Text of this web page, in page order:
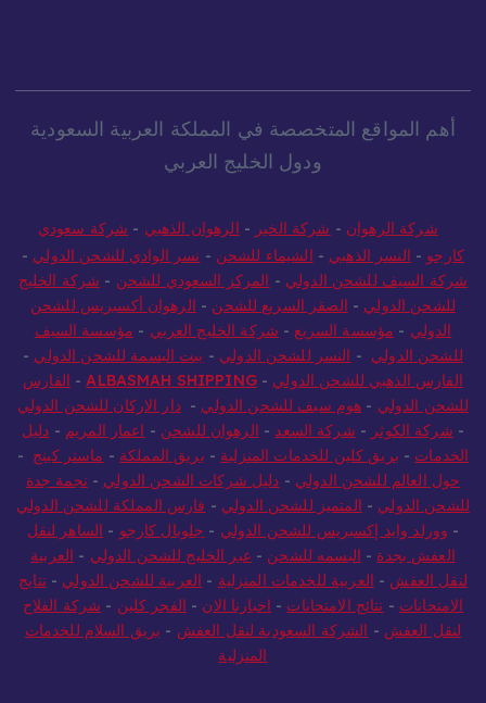
أهم المواقع المتخصصة في المملكة العربية السعودية
ودول الخليج العربي
شركة الرهوان - شركة الخير - الرهوان الذهبي - شركة سعودي
كارجو - النسر الذهبي - الشيماء للشحن - نسر الوادي للشحن الدولي -
شركة السيف للشحن الدولي - المركز السعودي للشحن - شركة الخليج
للشحن الدولي - الصقر السريع للشحن - الرهوان أكسبريس للشحن
الدولي - مؤسسة السريع - شركة الخليج العربي - مؤسسة السيف
للشحن الدولي - النسر للشحن الدولي - بيت البسمة للشحن الدولي -
الفارس الذهبي للشحن الدولي -
ALBASMAH SHIPPING
- الفارس
للشحن الدولي - هوم سيف للشحن الدولي -دار الاركان للشحن الدولي
- شركة الكوثر - شركة السعد - الرهوان للشحن - اعمار المريم - دليل
الخدمات - بريق كلين للخدمات المنزلية - بريق المملكة - ماستر كينج -
حول العالم للشحن الدولي - دليل شركات الشحن الدولي - نجمة جدة
للشحن الدولي - المتميز للشحن الدولي - فارس المملكة للشحن الدولي
- وورلد وايد إكسبريس للشحن الدولي - جلوبال كارجو - الساهر لنقل
العفش بجدة - البسمه للشحن - عبر الخليج للشحن الدولي - العربية
لنقل العفش - العربية للخدمات المنزلية - العربية للشحن الدولي - نتايج
الامتحانات - نتائج الامتحانات - اخبارنا الان - الفجر كلين - شركة الفلاح
لنقل العفش - الشركة السعودية لنقل العفش - بريق السلام للخدمات
المنزلية